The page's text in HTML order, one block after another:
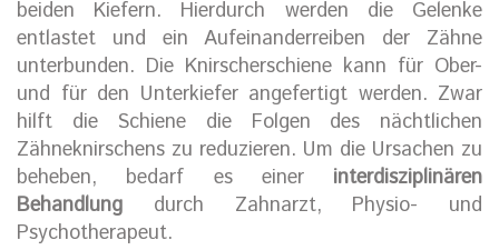
beiden Kiefern. Hierdurch werden die Gelenke
entlastet und ein Aufeinanderreiben der Zähne
unterbunden. Die Knirscherschiene kann für Ober-
und für den Unterkiefer angefertigt werden. Zwar
hilft die Schiene die Folgen des nächtlichen
Zähneknirschens zu reduzieren. Um die Ursachen zu
beheben, bedarf es einer interdisziplinären
Behandlung durch Zahnarzt, Physio- und
Psychotherapeut.